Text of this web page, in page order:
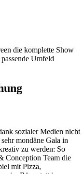
die komplette Show
Umfeld
sozialer Medien nicht
mondäne Gala in
zu werden: So
Conception Team die
mit Pizza,